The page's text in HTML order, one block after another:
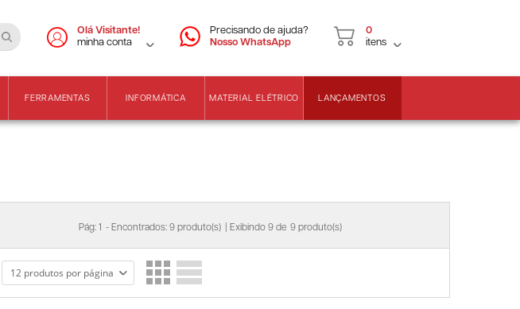
Olá Visitante!
minha conta
Precisando de ajuda?
Nosso WhatsApp
0
itens
FERRAMENTAS INFORMÁTICA MATERIAL ELÉTRICO LANÇAMENTOS
Pág: 1 - Encontrados: 9 produto(s) | Exibindo 9 de 9 produto(s)